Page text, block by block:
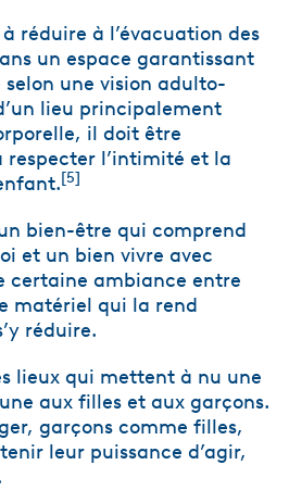
réduire à l’évacuation des
un espace garantissant
une vision adulto-
lieu principalement
il doit être
respecter l’intimité et la
[5]
bien-être qui comprend
et un bien vivre avec
certaine ambiance entre
matériel qui la rend
réduire.
lieux qui mettent à nu une
aux filles et aux garçons.
garçons comme filles,
leur puissance d’agir,